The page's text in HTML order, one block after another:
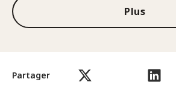
Partager
Plus